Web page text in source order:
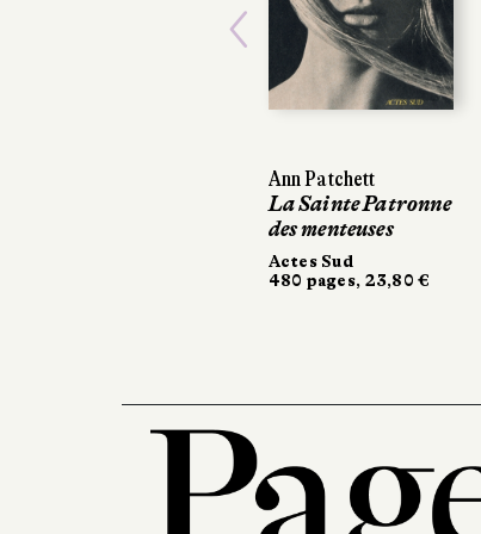
Ann Patchett
La Sainte Patronne
des menteuses
Actes Sud
480 pages, 23,80 €
Previous